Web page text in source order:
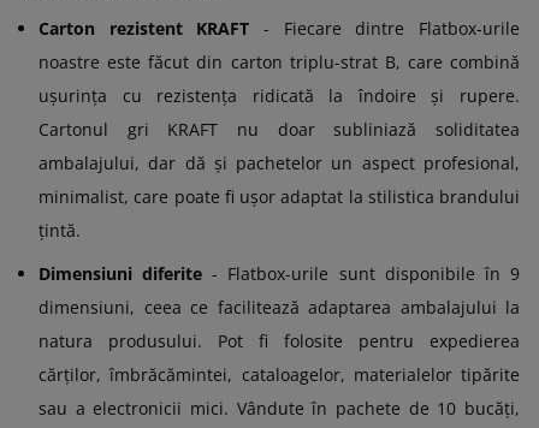
Carton rezistent KRAFT - Fiecare dintre Flatbox-urile
noastre este făcut din carton triplu-strat B, care combină
ușurința cu rezistența ridicată la îndoire și rupere.
Cartonul gri KRAFT nu doar subliniază soliditatea
ambalajului, dar dă și pachetelor un aspect profesional,
minimalist, care poate fi ușor adaptat la stilistica brandului
țintă.
Dimensiuni diferite - Flatbox-urile sunt disponibile în 9
dimensiuni, ceea ce facilitează adaptarea ambalajului la
natura produsului. Pot fi folosite pentru expedierea
cărților, îmbrăcămintei, cataloagelor, materialelor tipărite
sau a electronicii mici. Vândute în pachete de 10 bucăți,